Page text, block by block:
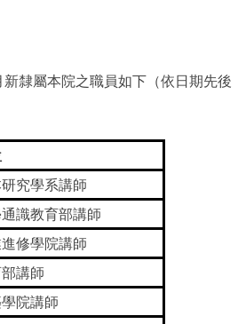
隸屬本院之職員如下（依日期先後
究學系講師
識教育部講師
修學院講師
講師
院講師